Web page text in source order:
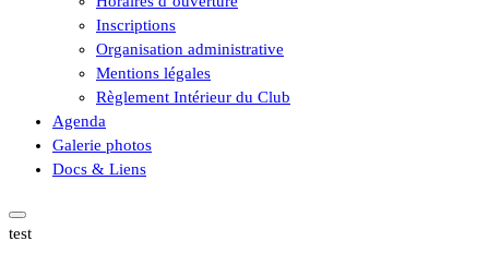
Inscriptions
Organisation administrative
Mentions légales
Règlement Intérieur du Club
Agenda
Galerie photos
Docs & Liens
test